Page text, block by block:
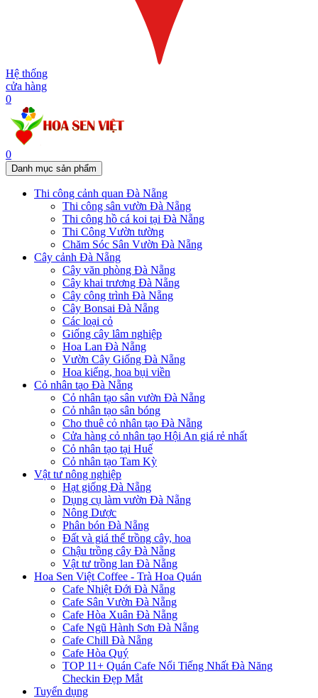
Hệ thống
cửa hàng
0
0
Danh mục sản phẩm
Thi công cảnh quan Đà Nẵng
Thi công sân vườn Đà Nẵng
Thi công hồ cá koi tại Đà Nẵng
Thi Công Vườn tường
Chăm Sóc Sân Vườn Đà Nẵng
Cây cảnh Đà Nẵng
Cây văn phòng Đà Nẵng
Cây khai trương Đà Nẵng
Cây công trình Đà Nẵng
Cây Bonsai Đà Nẵng
Các loại cỏ
Giống cây lâm nghiệp
Hoa Lan Đà Nẵng
Vườn Cây Giống Đà Nẵng
Hoa kiểng, hoa bụi viền
Cỏ nhân tạo Đà Nẵng
Cỏ nhân tạo sân vườn Đà Nẵng
Cỏ nhân tạo sân bóng
Cho thuê cỏ nhân tạo Đà Nẵng
Cửa hàng cỏ nhân tạo Hội An giá rẻ nhất
Cỏ nhân tạo tại Huế
Cỏ nhân tạo Tam Kỳ
Vật tư nông nghiệp
Hạt giống Đà Nẵng
Dụng cụ làm vườn Đà Nẵng
Nông Dược
Phân bón Đà Nẵng
Đất và giá thể trồng cây, hoa
Chậu trồng cây Đà Nẵng
Vật tư trồng lan Đà Nẵng
Hoa Sen Việt Coffee - Trà Hoa Quán
Cafe Nhiệt Đới Đà Nẵng
Cafe Sân Vườn Đà Nẵng
Cafe Hòa Xuân Đà Nẵng
Cafe Ngũ Hành Sơn Đà Nẵng
Cafe Chill Đà Nẵng
Cafe Hòa Quý
TOP 11+ Quán Cafe Nổi Tiếng Nhất Đà Năng
Checkin Đẹp Mắt
Tuyển dụng